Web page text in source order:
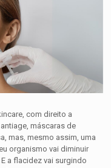
com direito a
máscaras de
mas, mesmo assim, uma
organismo vai diminuir
a flacidez vai surgindo